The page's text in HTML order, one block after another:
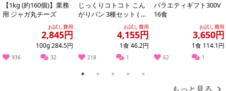
【1kg (約160個)】業務
用 ジャガ丸チーズ
お試し費用
2,845円
100g 284.5円
936 32
じっくりコトコト こん
がりパン 3種セット ( 濃
厚コーンポタージュ /
お試し費用
4,155円
1食 46.2円
218 1
バラエティギフト300V
16食
お試し費用
3,650円
1食 114.1円
62 1
1 2 3 4 5